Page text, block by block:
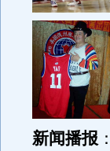
新闻播报 ：